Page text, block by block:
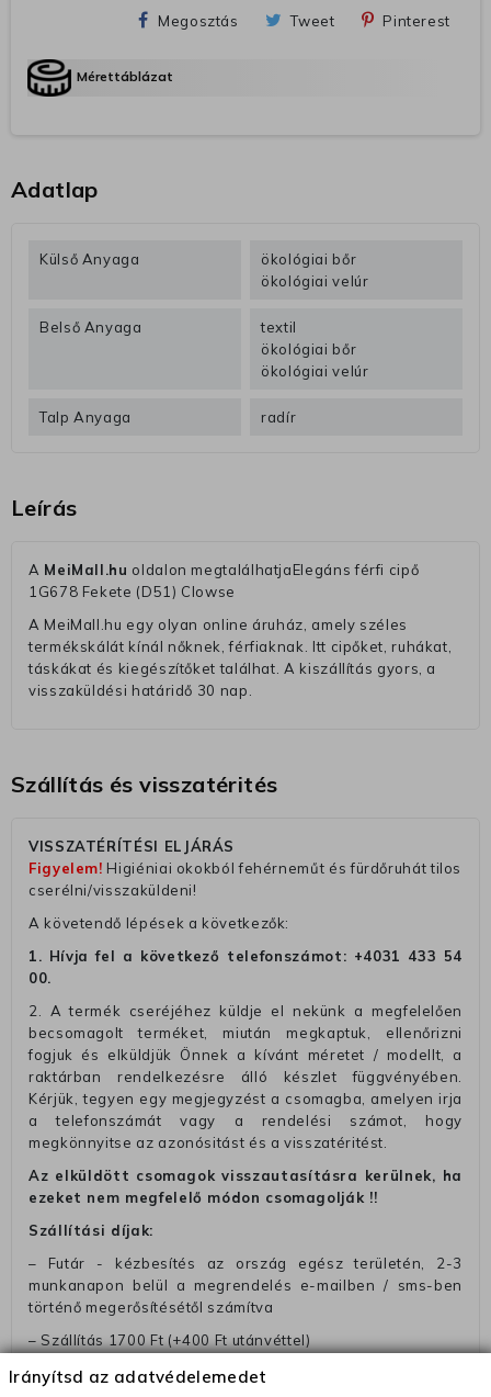
Megosztás Tweet Pinterest
Mérettáblázat
Adatlap
Külső Anyaga
ökológiai bőr
ökológiai velúr
Belső Anyaga
textil
ökológiai bőr
ökológiai velúr
Talp Anyaga radír
Leírás
A MeiMall.hu oldalon megtalálhatjaElegáns férfi cipő
1G678 Fekete (D51) Clowse
A MeiMall.hu egy olyan online áruház, amely széles
termékskálát kínál nőknek, férfiaknak. Itt cipőket, ruhákat,
táskákat és kiegészítőket találhat. A kiszállítás gyors, a
visszaküldési határidő 30 nap.
Szállítás és visszatérités
VISSZATÉRÍTÉSI ELJÁRÁS
Figyelem! Higiéniai okokból fehérneműt és fürdőruhát tilos
cserélni/visszaküldeni!
A követendő lépések a következők:
1. Hívja fel a következő telefonszámot: +4031 433 54
00.
2. A termék cseréjéhez küldje el nekünk a megfelelően
becsomagolt terméket, miután megkaptuk, ellenőrizni
fogjuk és elküldjük Önnek a kívánt méretet / modellt, a
raktárban rendelkezésre álló készlet függvényében.
Kérjük, tegyen egy megjegyzést a csomagba, amelyen irja
a telefonszámát vagy a rendelési számot, hogy
megkönnyitse az azonósitást és a visszatéritést.
Az elküldött csomagok visszautasításra kerülnek, ha
ezeket nem megfelelő módon csomagolják !!
Szállítási díjak:
– Futár - kézbesítés az ország egész területén, 2-3
munkanapon belül a megrendelés e-mailben / sms-ben
történő megerősítésétől számítva
– Szállítás 1700 Ft (+400 Ft utánvéttel)
– Ingyenes szállítás 31600 Ft feletti megrendeléseknél
Irányítsd az adatvédelemedet